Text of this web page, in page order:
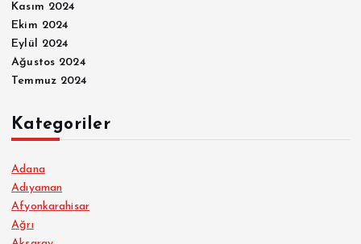
Kasım 2024
Ekim 2024
Eylül 2024
Ağustos 2024
Temmuz 2024
Kategoriler
Adana
Adıyaman
Afyonkarahisar
Ağrı